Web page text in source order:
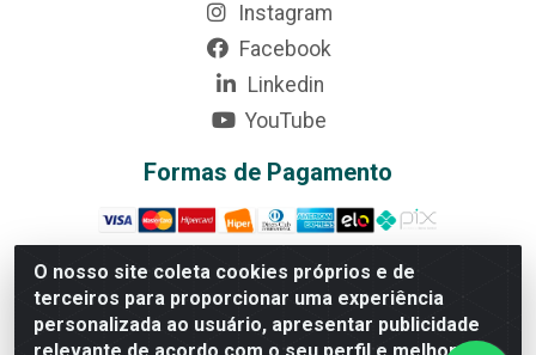
O nosso site coleta cookies próprios e de
terceiros para proporcionar uma experiência
personalizada ao usuário, apresentar publicidade
Instagram
Facebook
Linkedin
YouTube
Formas de Pagamento
Rede Brasil - Avenida Universitária, nº 3860, Jardim das
Américas II Etapa - Anápolis/GO - CEP 75070-415 -